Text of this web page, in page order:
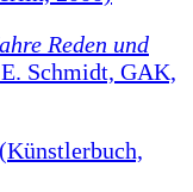
Reden und
Schmidt, GAK,
(Künstlerbuch,